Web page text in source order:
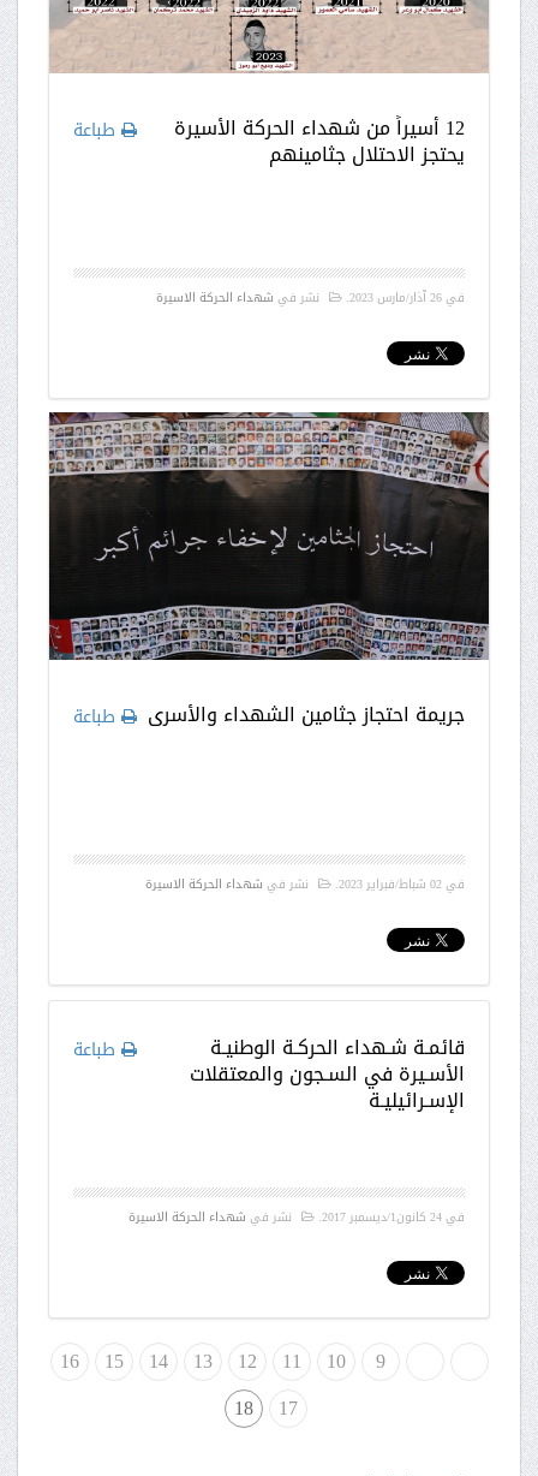
طباعة 12 أسيراً من شهداء الحركة الأسيرة
يحتجز الاحتلال جثامينهم
في26 آذار/مارس 2023 . نشر في شهداء الحركة الاسيرة
طباعة جريمة احتجاز جثامين الشهداء والأسرى
في02 شباط/فبراير 2023 . نشر في شهداء الحركة الاسيرة
طباعة قائمـة شـهداء الحركـة الوطنيـة
الأسـيرة في السـجون والمعتقلات
الإسـرائيليـة
في24 كانون1/ديسمبر 2017 . نشر في شهداء الحركة الاسيرة
9
10
11
12
13
14
15
16
17
18